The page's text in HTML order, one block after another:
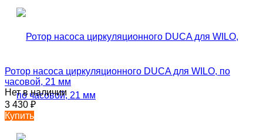
Ротор насоса циркуляционного DUCA для WILO, по
часовой, 21 мм
Нет в наличии
3 430 ₽
Купить